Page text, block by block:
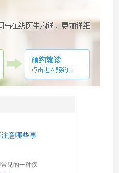
意哪些事
见的一种疾